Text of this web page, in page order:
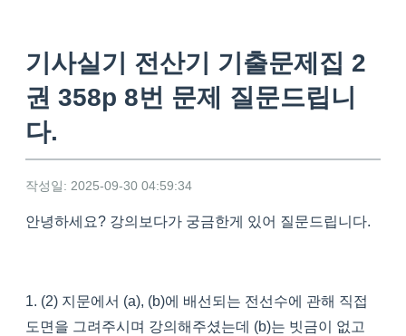
기사실기 전산기 기출문제집 2
권 358p 8번 문제 질문드립니
다.
작성일: 2025-09-30 04:59:34
안녕하세요? 강의보다가 궁금한게 있어 질문드립니다.
1. (2) 지문에서 (a), (b)에 배선되는 전선수에 관해 직접
도면을 그려주시며 강의해주셨는데 (b)는 빗금이 없고